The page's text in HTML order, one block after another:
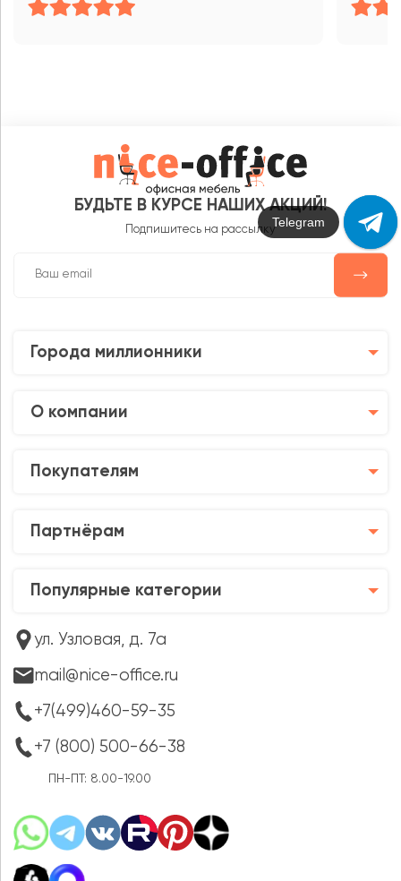
БУДЬТЕ В КУРСЕ НАШИХ АКЦИЙ!
Подпишитесь на рассылку
Города миллионники
О компании
Покупателям
Партнёрам
Популярные категории
ул. Узловая, д. 7а
mail@nice-office.ru
+7(499)460-59-35
+7 (800) 500-66-38
ПН-ПТ: 8.00-19.00
Max